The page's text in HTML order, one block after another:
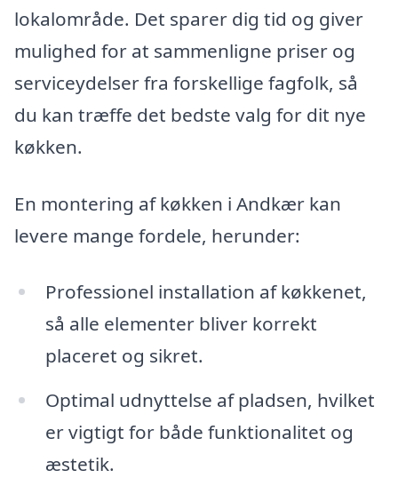
lokalområde. Det sparer dig tid og giver
mulighed for at sammenligne priser og
serviceydelser fra forskellige fagfolk, så
du kan træffe det bedste valg for dit nye
køkken.
En montering af køkken i Andkær kan
levere mange fordele, herunder:
Professionel installation af køkkenet,
så alle elementer bliver korrekt
placeret og sikret.
Optimal udnyttelse af pladsen, hvilket
er vigtigt for både funktionalitet og
æstetik.